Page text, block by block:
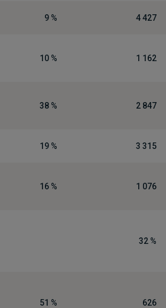
9 % 4 427
10 % 1 162
38 % 2 847
19 % 3 315
16 % 1 076
32 %
51 % 626